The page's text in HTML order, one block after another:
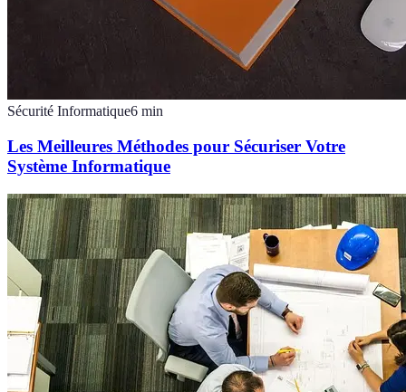
Sécurité Informatique6 min
Les Meilleures Méthodes pour Sécuriser Votre
Système Informatique